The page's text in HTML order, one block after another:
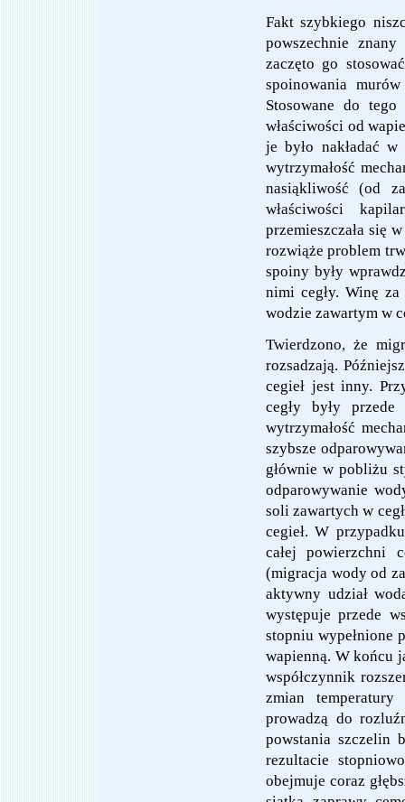
Fakt szybkiego
powszechnie
zaczęto go
spoinowania
Stosowane do tego
właściwości od
je było nakładać
wytrzymałość
nasiąkliwość (od
właściwości
przemieszczała się
rozwiąże problem
spoiny były
nimi cegły. Winę
wodzie zawartym w
Twierdzono, że
rozsadzają.
cegieł jest inny.
cegły były
wytrzymałość
szybsze
głównie w pobliżu
odparowywanie
soli zawartych w
cegieł. W
całej powierzchni
(migracja wody od
aktywny udział
występuje przede
stopniu wypełnione
wapienną. W końcu
współczynnik
zmian
prowadzą do
powstania szczelin
rezultacie
obejmuje coraz